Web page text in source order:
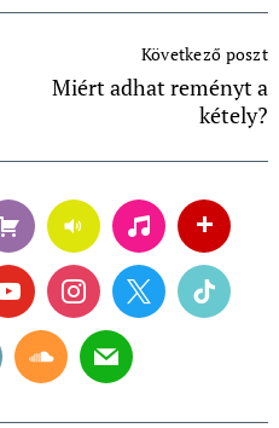
Következő poszt
Miért adhat reményt a
kétely?